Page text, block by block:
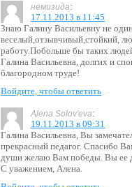
немизида:
17.11.2013 в 11:45
Знаю Галину Васильевну не
веселый,отзывчивый,стойкий,
работу.Побольше бы таких
Галина Васильевна, долгих и
благородном труде!
Войдите, чтобы ответить
Alena Solov'eva:
19.11.2013 в 09:31
Галина Васильевна, Вы
прекрасный педагог. Спасибо
души желаю Вам победы. Вы ее
С уважением, Алена.